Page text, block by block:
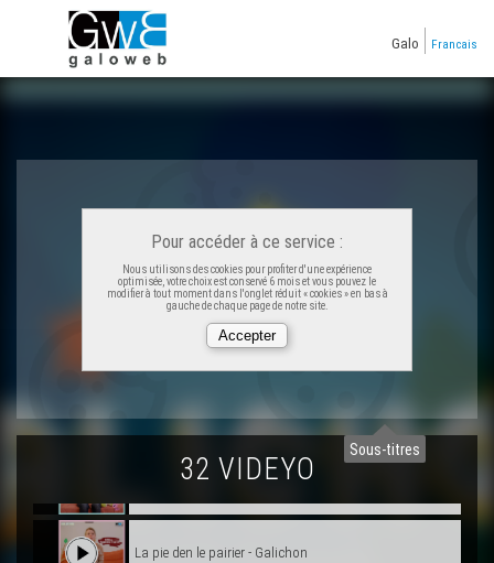
Galo Francais
Sous-titres
Pour accéder à ce service :
Nous utilisons des cookies pour profiter d'une expérience
optimisée, votre choix est conservé 6 mois et vous pouvez le
modifier à tout moment dans l'onglet réduit « cookies » en bas à
gauche de chaque page de notre site.
32 VIDEYO
Tourne p'tit moulin - Galichon
Dis mai don - Galichon
Un grand cerf - Galichon
La pie den le pairier - Galichon